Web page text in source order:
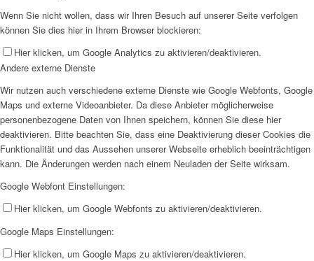
Wenn Sie nicht wollen, dass wir Ihren Besuch auf unserer Seite verfolgen
können Sie dies hier in Ihrem Browser blockieren:
Hier klicken, um Google Analytics zu aktivieren/deaktivieren.
Andere externe Dienste
Wir nutzen auch verschiedene externe Dienste wie Google Webfonts, Google
Maps und externe Videoanbieter. Da diese Anbieter möglicherweise
personenbezogene Daten von Ihnen speichern, können Sie diese hier
deaktivieren. Bitte beachten Sie, dass eine Deaktivierung dieser Cookies die
Funktionalität und das Aussehen unserer Webseite erheblich beeinträchtigen
kann. Die Änderungen werden nach einem Neuladen der Seite wirksam.
Google Webfont Einstellungen:
Hier klicken, um Google Webfonts zu aktivieren/deaktivieren.
Google Maps Einstellungen:
Hier klicken, um Google Maps zu aktivieren/deaktivieren.